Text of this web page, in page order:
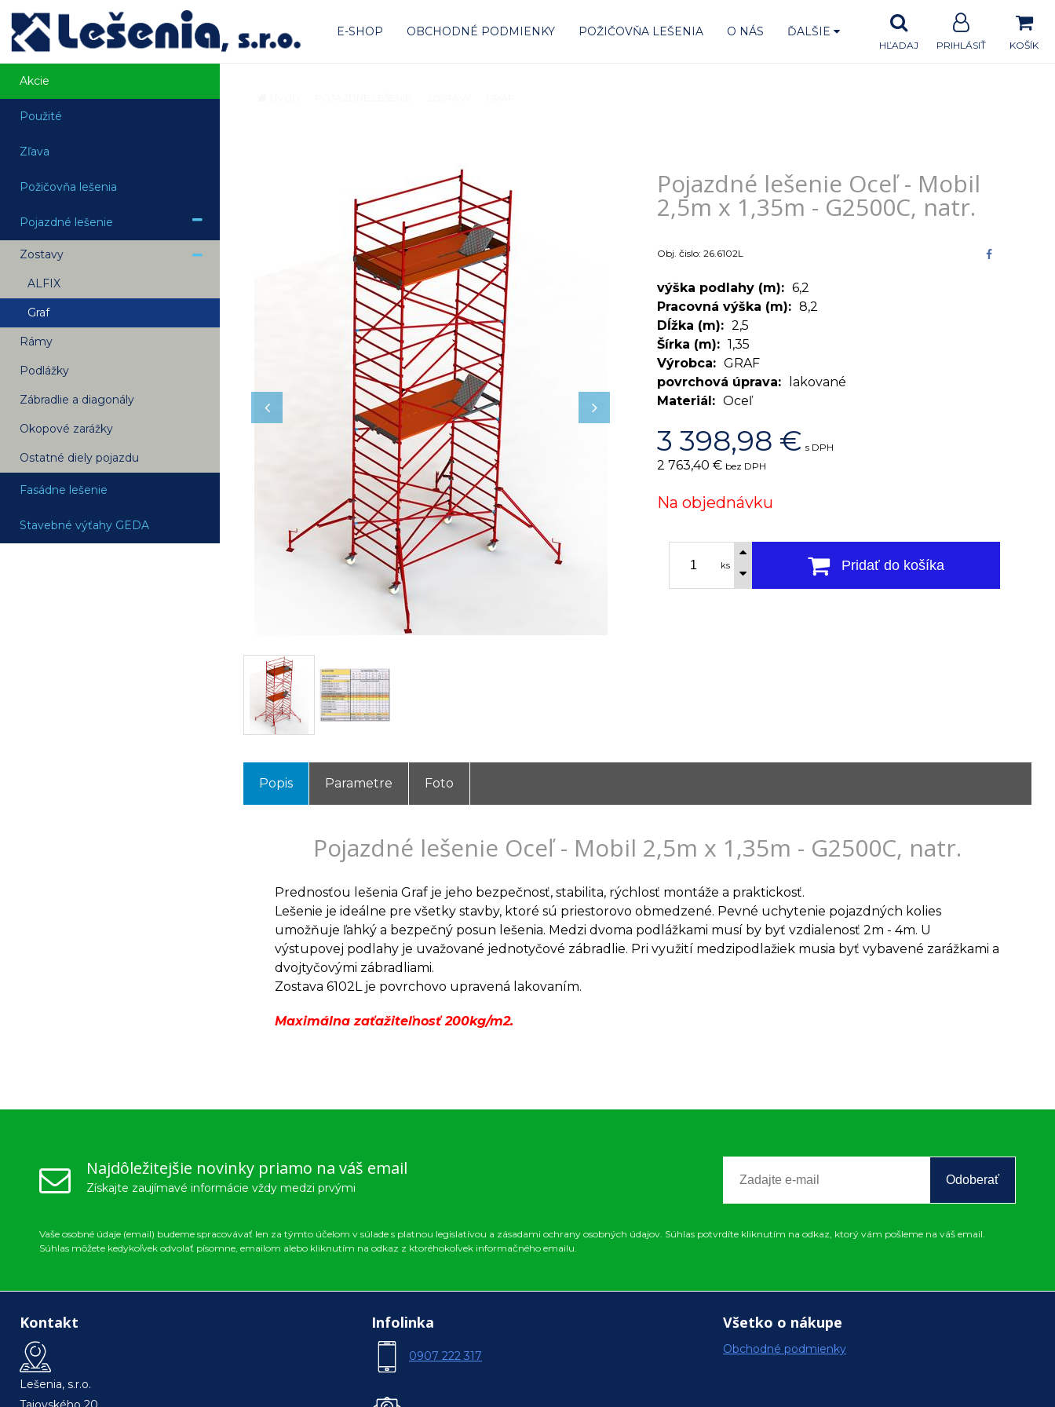
E-SHOP OBCHODNÉ PODMIENKY POŽIČOVŇA LEŠENIA O NÁS ĎALŠIE
KOŠÍK
PRIHLÁSIŤ
HĽADAJ
Akcie
Použité
Zľava
Požičovňa lešenia
Pojazdné lešenie
Zostavy
ALFIX
Graf
Rámy
Podlážky
Zábradlie a diagonály
Okopové zarážky
Ostatné diely pojazdu
Fasádne lešenie
Stavebné výťahy GEDA
Pojazdné lešenie Oceľ - Mobil
2,5m x 1,35m - G2500C, natr.
Obj. čislo: 26.6102L
výška podlahy (m)
6,2
Pracovná výška (m)
8,2
Dĺžka (m)
2,5
Šírka (m)
1,35
Výrobca
GRAF
povrchová úprava
lakované
Materiál
Oceľ
3 398,98 € s DPH
2 763,40 € bez DPH
Na objednávku
ks Pridať do košíka
Popis Parametre Foto
Pojazdné lešenie Oceľ - Mobil 2,5m x 1,35m - G2500C, natr.
Prednosťou lešenia Graf je jeho bezpečnosť, stabilita, rýchlosť montáže a praktickosť.
Lešenie je ideálne pre všetky stavby, ktoré sú priestorovo obmedzené. Pevné uchytenie pojazdných kolies
umožňuje ľahký a bezpečný posun lešenia. Medzi dvoma podlážkami musí by byť vzdialenosť 2m - 4m. U
výstupovej podlahy je uvažované jednotyčové zábradlie. Pri využití medzipodlažiek musia byť vybavené zarážkami a
dvojtyčovými zábradliami.
Zostava 6102L je povrchovo upravená lakovaním.
Maximálna zaťažiteľnosť 200kg/m2.
Najdôležitejšie novinky priamo na váš email
Získajte zaujímavé informácie vždy medzi prvými
Odoberať
Vaše osobné údaje (email) budeme spracovávať len za týmto účelom v súlade s platnou legislatívou a zásadami ochrany osobných údajov. Súhlas potvrdíte kliknutím na odkaz, ktorý vám pošleme na váš email.
Súhlas môžete kedykoľvek odvolať písomne, emailom alebo kliknutím na odkaz z ktoréhokoľvek informačného emailu.
Kontakt
Lešenia, s.r.o.
Infolinka
0907 222 317
Všetko o nákupe
Obchodné podmienky